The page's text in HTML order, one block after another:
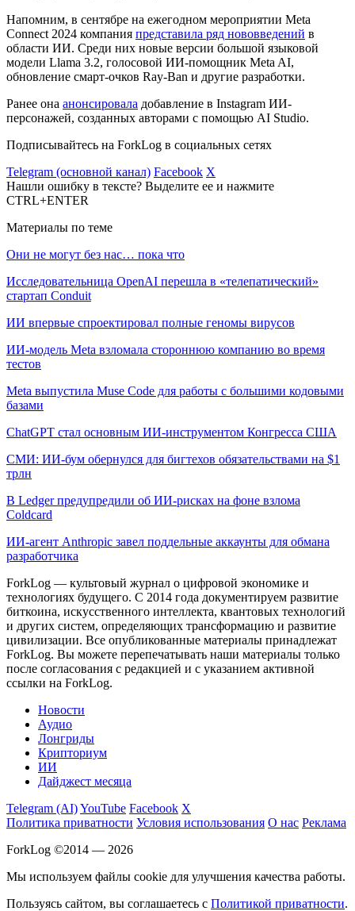
Напомним, в сентябре на ежегодном мероприятии Meta
Connect 2024 компания представила ряд нововведений в
области ИИ. Среди них новые версии большой языковой
модели Llama 3.2, голосовой ИИ-помощник Meta AI,
обновление смарт-очков Ray-Ban и другие разработки.
Ранее она анонсировала добавление в Instagram ИИ-
персонажей, созданных авторами с помощью AI Studio.
Подписывайтесь на ForkLog в социальных сетях
Telegram (основной канал) Facebook X
Нашли ошибку в тексте? Выделите ее и нажмите
CTRL+ENTER
Материалы по теме
Они не могут без нас… пока что
Исследовательница OpenAI перешла в «телепатический»
стартап Conduit
ИИ впервые спроектировал полные геномы вирусов
ИИ-модель Meta взломала стороннюю компанию во время
тестов
Meta выпустила Muse Code для работы с большими кодовыми
базами
ChatGPT стал основным ИИ-инструментом Конгресса США
СМИ: ИИ-бум обернулся для бигтехов обязательствами на $1
трлн
В Ledger предупредили об ИИ-рисках на фоне взлома
Coldcard
ИИ-агент Anthropic завел поддельные аккаунты для обмана
разработчика
ForkLog — культовый журнал о цифровой экономике и
технологиях будущего. С 2014 года документируем развитие
биткоина, искусственного интеллекта, квантовых технологий
и других систем, определяющих трансформацию и развитие
цивилизации. Все опубликованные материалы принадлежат
ForkLog. Вы можете перепечатывать наши материалы только
после согласования с редакцией и с указанием активной
ссылки на ForkLog.
Новости
Аудио
Лонгриды
Крипториум
ИИ
Дайджест месяца
Telegram (AI)YouTube Facebook X
Политика приватности Условия использования О нас Реклама
ForkLog ©2014 — 2026
Мы используем файлы cookie для улучшения качества работы.
Пользуясь сайтом, вы соглашаетесь с Политикой приватности.